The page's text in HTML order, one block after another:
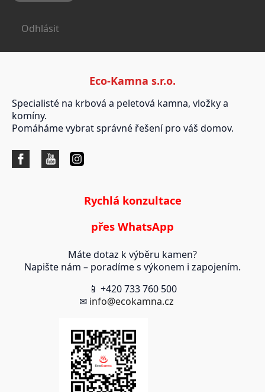
Odhlásit
Eco-Kamna s.r.o.
Specialisté na krbová a peletová kamna, vložky a
komíny.
Pomáháme vybrat správné řešení pro váš domov.
Rychlá konzultace
přes WhatsApp
Máte dotaz k výběru kamen?
Napište nám – poradíme s výkonem i zapojením.
📱 +420 733 760 500
✉ info@ecokamna.cz